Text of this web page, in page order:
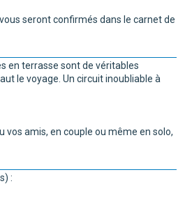
seront confirmés dans le carnet de
en terrasse sont de véritables
le voyage. Un circuit inoubliable à
vos amis, en couple ou même en solo,
: